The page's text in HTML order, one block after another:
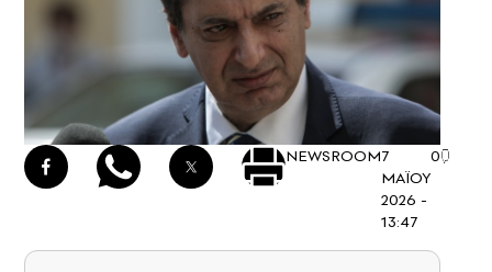
NEWSROOM7
ΜΑΪΟΥ
2026 -
13:47
0